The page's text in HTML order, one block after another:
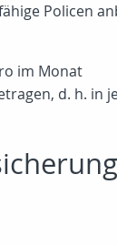
Policen
im Monat
d. h. in